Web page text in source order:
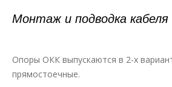
Монтаж и подводка кабеля
Опоры ОКК выпускаются в 2-х
прямостоечные.